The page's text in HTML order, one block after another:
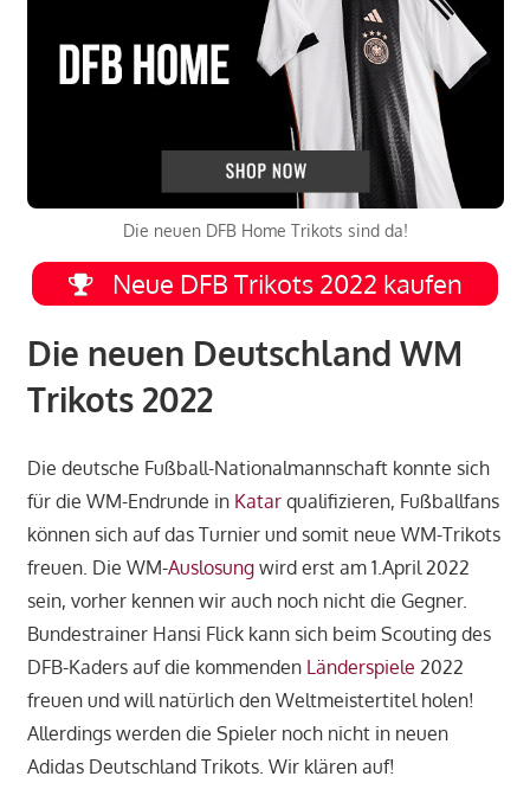
Die neuen DFB Home Trikots sind da!
Neue DFB Trikots 2022 kaufen
Die neuen Deutschland WM
Trikots 2022
Die deutsche Fußball-Nationalmannschaft konnte sich
für die WM-Endrunde in Katarqualifizieren, Fußballfans
können sich auf das Turnier und somit neue WM-Trikots
freuen. Die WM-Auslosungwird erst am 1.April 2022
sein, vorher kennen wir auch noch nicht die Gegner.
Bundestrainer Hansi Flick kann sich beim Scouting des
DFB-Kaders auf die kommenden Länderspiele 2022
freuen und will natürlich den Weltmeistertitel holen!
Allerdings werden die Spieler noch nicht in neuen
Adidas Deutschland Trikots. Wir klären auf!